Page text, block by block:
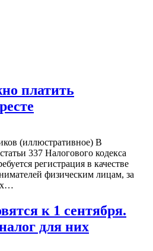
платить
(иллюстративное) В
337 Налогового кодекса
регистрация в качестве
физическим лицам, за
к 1 сентября.
для них